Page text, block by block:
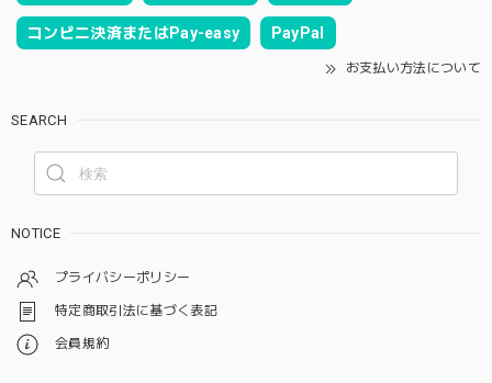
コンビニ決済またはPay-easy PayPal
お支払い方法について
SEARCH
NOTICE
プライバシーポリシー
特定商取引法に基づく表記
会員規約